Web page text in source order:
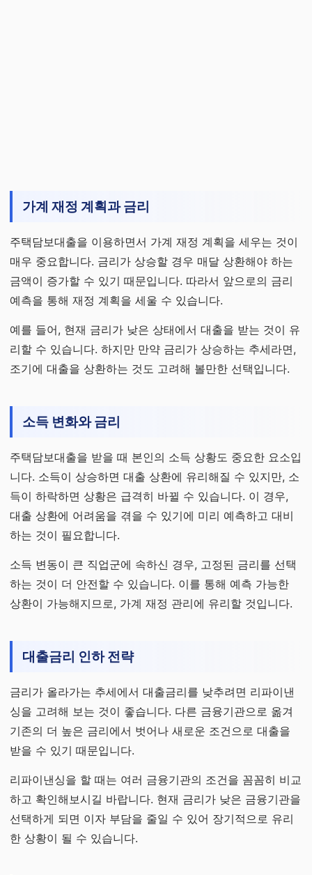
가계 재정 계획과 금리
주택담보대출을 이용하면서 가계 재정 계획을 세우는 것이
매우 중요합니다. 금리가 상승할 경우 매달 상환해야 하는
금액이 증가할 수 있기 때문입니다. 따라서 앞으로의 금리
예측을 통해 재정 계획을 세울 수 있습니다.
예를 들어, 현재 금리가 낮은 상태에서 대출을 받는 것이 유
리할 수 있습니다. 하지만 만약 금리가 상승하는 추세라면,
조기에 대출을 상환하는 것도 고려해 볼만한 선택입니다.
소득 변화와 금리
주택담보대출을 받을 때 본인의 소득 상황도 중요한 요소입
니다. 소득이 상승하면 대출 상환에 유리해질 수 있지만, 소
득이 하락하면 상황은 급격히 바뀔 수 있습니다. 이 경우,
대출 상환에 어려움을 겪을 수 있기에 미리 예측하고 대비
하는 것이 필요합니다.
소득 변동이 큰 직업군에 속하신 경우, 고정된 금리를 선택
하는 것이 더 안전할 수 있습니다. 이를 통해 예측 가능한
상환이 가능해지므로, 가계 재정 관리에 유리할 것입니다.
대출금리 인하 전략
금리가 올라가는 추세에서 대출금리를 낮추려면 리파이낸
싱을 고려해 보는 것이 좋습니다. 다른 금융기관으로 옮겨
기존의 더 높은 금리에서 벗어나 새로운 조건으로 대출을
받을 수 있기 때문입니다.
리파이낸싱을 할 때는 여러 금융기관의 조건을 꼼꼼히 비교
하고 확인해보시길 바랍니다. 현재 금리가 낮은 금융기관을
선택하게 되면 이자 부담을 줄일 수 있어 장기적으로 유리
한 상황이 될 수 있습니다.